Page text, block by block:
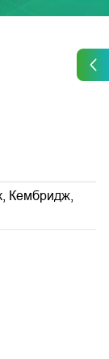
Кембридж,